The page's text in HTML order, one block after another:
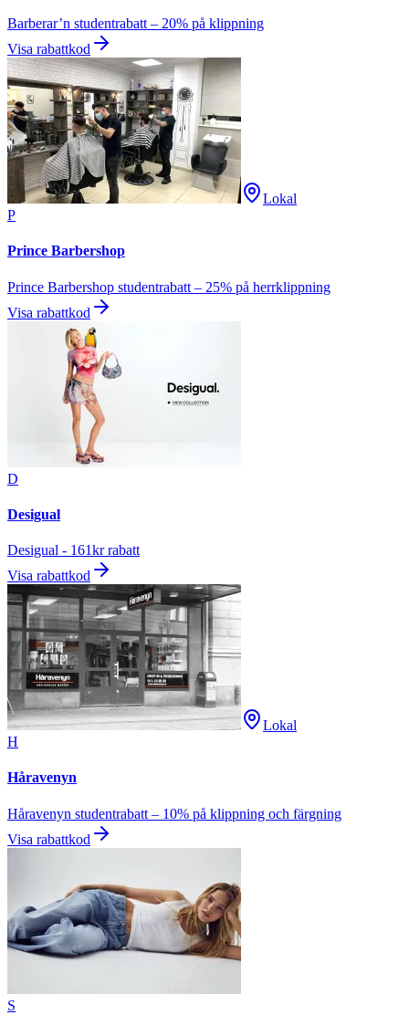
Barberar’n studentrabatt – 20% på klippning
Visa rabattkod
Lokal
P
Prince Barbershop
Prince Barbershop studentrabatt – 25% på herrklippning
Visa rabattkod
D
Desigual
Desigual - 161kr rabatt
Visa rabattkod
Lokal
H
Håravenyn
Håravenyn studentrabatt – 10% på klippning och färgning
Visa rabattkod
S